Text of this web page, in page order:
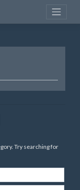
Try searching for